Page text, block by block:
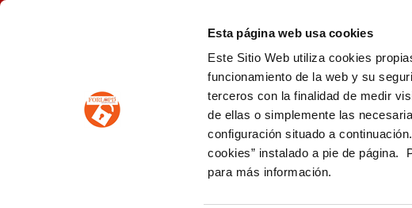
Esta página web usa cookies
Este Sitio Web utiliza cookies
funcionamiento de la web y su
terceros con la finalidad de medir
de ellas o simplemente las
configuración situado a
cookies” instalado a pie de página.
para más información.
PROTECCION DE DATOS IGUALDAD
PREGUNTAS